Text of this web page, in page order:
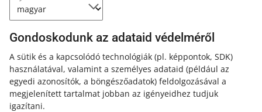
Gondoskodunk az adataid védelméről
A sütik és a kapcsolódó technológiák (pl. képpontok, SDK)
használatával, valamint a személyes adataid (például az
egyedi azonosítók, a böngészőadatok) feldolgozásával a
megjelenített tartalmat jobban az igényeidhez tudjuk
igazítani.
Jelentkezz be jelszó nélkül – hozzáférési kulccsal
2026. április 23. 13:41
Mostantól az egyik legbiztonságosabb bejelentkezési
módot is engedélyezheted a fiókodban. Ismerkedj meg a
hozzáférési kulcsokkal, és ismerd meg a felhasználási
módjukat az Allegro felületén.